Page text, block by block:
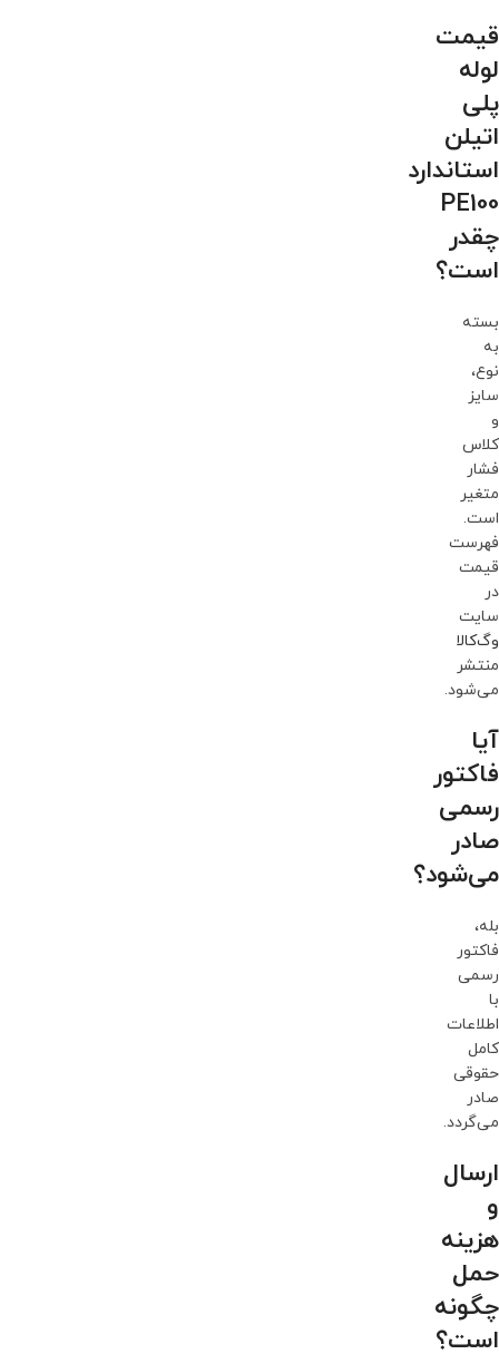
قیمت
لوله
پلی
اتیلن
استاندارد
PE100
چقدر
است؟
بسته
به
نوع،
سایز
و
کلاس
فشار
متغیر
است.
فهرست
قیمت
در
سایت
وگ‌کالا
منتشر
می‌شود.
آیا
فاکتور
رسمی
صادر
می‌شود؟
بله،
فاکتور
رسمی
با
اطلاعات
کامل
حقوقی
صادر
می‌گردد.
ارسال
و
هزینه
حمل
چگونه
است؟